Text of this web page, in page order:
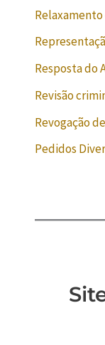
Resposta do
Revisão
Revogação
Pedidos